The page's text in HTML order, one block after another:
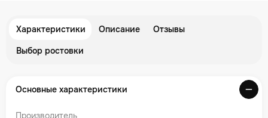
Характеристики Описание
Отзывы
Выбор ростовки
Основные характеристики
Производитель